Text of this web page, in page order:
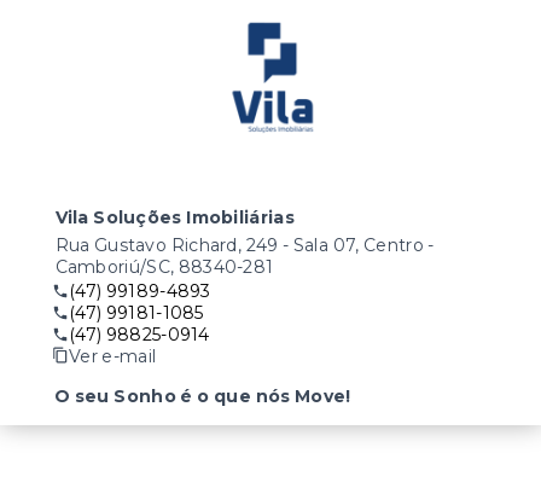
Vila Soluções Imobiliárias
Rua Gustavo Richard, 249 - Sala 07, Centro -
Camboriú/SC, 88340-281
(47) 99189-4893
(47) 99181-1085
(47) 98825-0914
Ver e-mail
O seu Sonho é o que nós Move!